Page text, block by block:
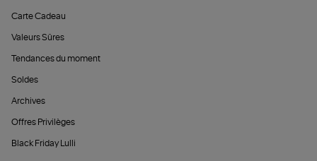
Carte Cadeau
Valeurs Sûres
Tendances du moment
Soldes
Archives
Offres Privilèges
Black Friday Lulli